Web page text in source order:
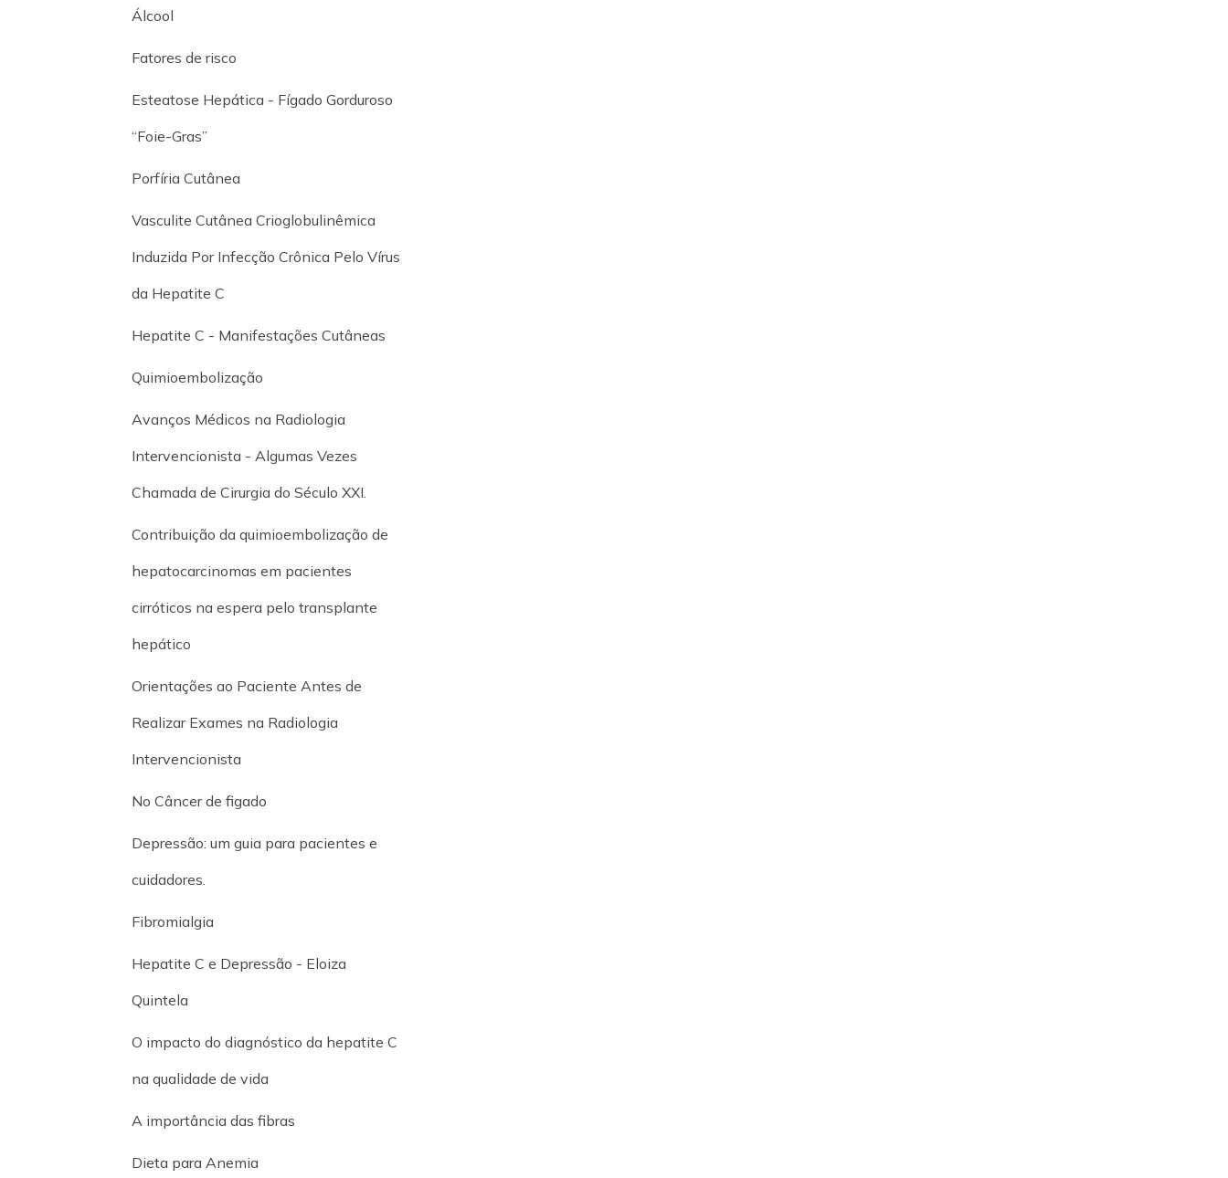
Álcool
Fatores de risco
Esteatose Hepática - Fígado Gorduroso
“Foie-Gras”
Porfíria Cutânea
Vasculite Cutânea Crioglobulinêmica
Induzida Por Infecção Crônica Pelo Vírus
da Hepatite C
Hepatite C - Manifestações Cutâneas
Quimioembolização
Avanços Médicos na Radiologia
Intervencionista - Algumas Vezes
Chamada de Cirurgia do Século XXI.
Contribuição da quimioembolização de
hepatocarcinomas em pacientes
cirróticos na espera pelo transplante
hepático
Orientações ao Paciente Antes de
Realizar Exames na Radiologia
Intervencionista
No Câncer de figado
Depressão: um guia para pacientes e
cuidadores.
Fibromialgia
Hepatite C e Depressão - Eloiza
Quintela
O impacto do diagnóstico da hepatite C
na qualidade de vida
A importância das fibras
Dieta para Anemia